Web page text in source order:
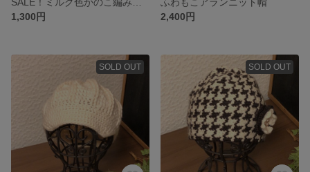
1,300円
2,400円
SOLD OUT SOLD OUT